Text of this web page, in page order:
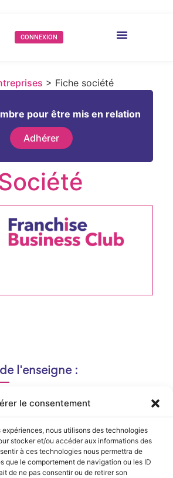
le consentement
expériences, nous utilisons des technologies
stocker et/ou accéder aux informations des
à ces technologies nous permettra de
que le comportement de navigation ou les ID
de ne pas consentir ou de retirer son
CONNEXION
> Fiche société
pour être mis en relation
Adhérer
l'enseigne :
n'est disponible